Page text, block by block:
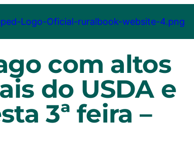
com altos
do USDA e
3ª feira –